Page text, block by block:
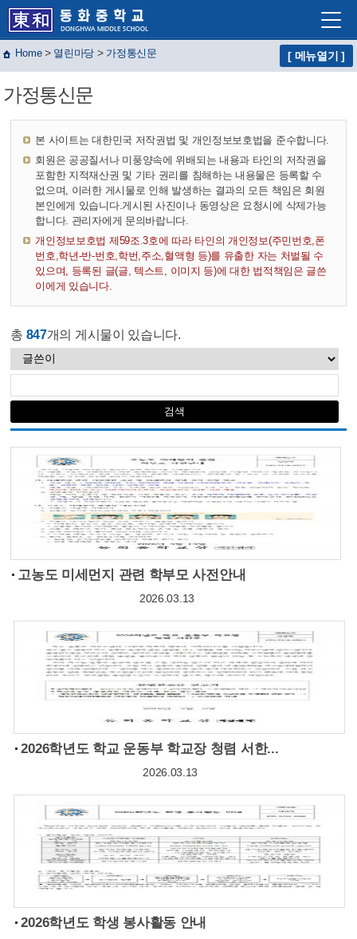
자유학년제
학교혁신
열린마당
교사마당
Home> 열린마당 > 가정통신문 [ 메뉴열기 ]
가정통신문
본 사이트는 대한민국 저작권법 및 개인정보보호법을 준수합니다.
회원은 공공질서나 미풍양속에 위배되는 내용과 타인의 저작권을
포함한 지적재산권 및 기타 권리를 침해하는 내용물은 등록할 수
없으며, 이러한 게시물로 인해 발생하는 결과의 모든 책임은 회원
본인에게 있습니다.게시된 사진이나 동영상은 요청시에 삭제가능
합니다. 관리자에게 문의바랍니다.
개인정보보호법 제59조.3호에 따라 타인의 개인정보(주민번호,폰
번호,학년-반-번호,학번,주소,혈액형 등)를 유출한 자는 처벌될 수
있으며, 등록된 글(글, 텍스트, 이미지 등)에 대한 법적책임은 글쓴
이에게 있습니다.
총 847개의 게시물이 있습니다.
고농도 미세먼지 관련 학부모 사전안내
2026.03.13
2026학년도 학교 운동부 학교장 청렴 서한...
2026.03.13
2026학년도 학생 봉사활동 안내